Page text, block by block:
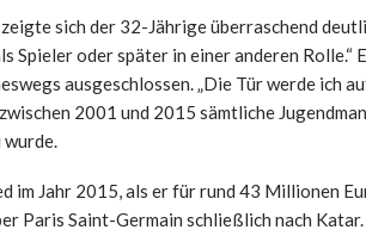
zeigte sich der 32-Jährige überraschend
Spieler oder später in einer anderen Rolle.“
ausgeschlossen. „Die Tür werde ich
2001 und 2015 sämtliche
wurde.
im Jahr 2015, als er für rund 43 Millionen
Paris Saint-Germain schließlich nach